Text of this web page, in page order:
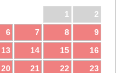
1
2
6 7 8
9
13 14 15
16
20 21 22
23